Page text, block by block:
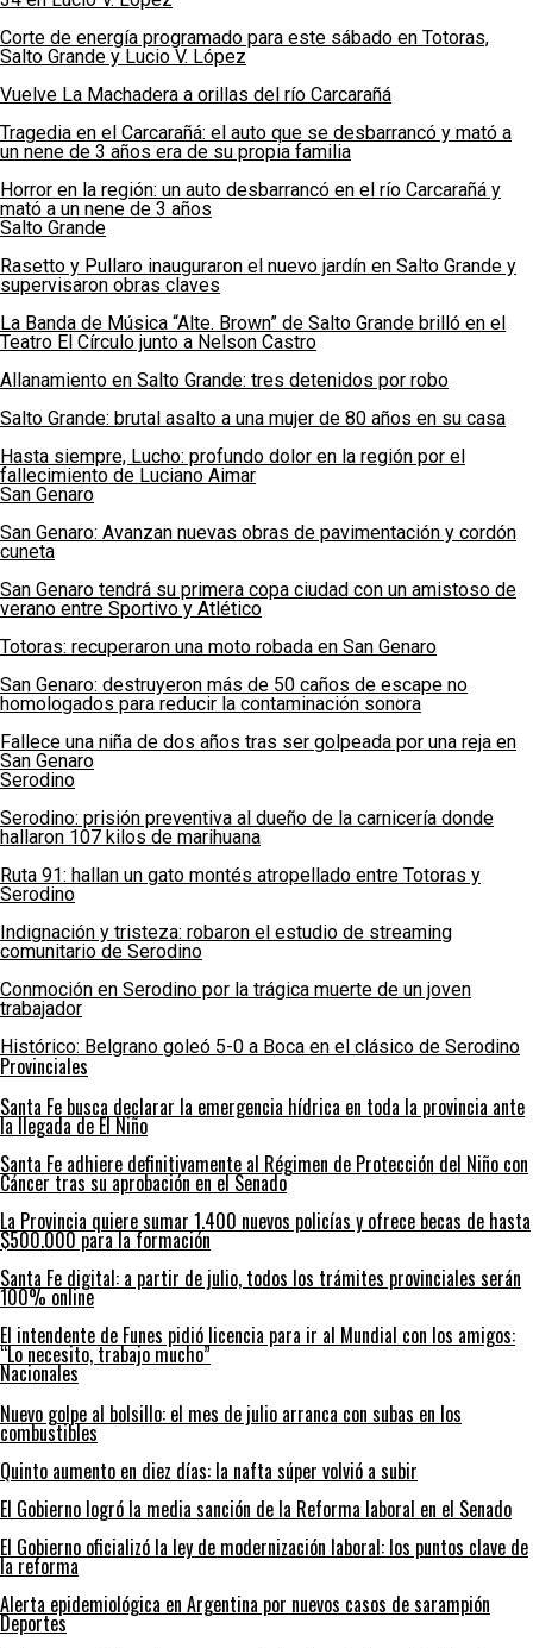
Corte de energía programado para este sábado en Totoras,
Salto Grande y Lucio V. López
Vuelve La Machadera a orillas del río Carcarañá
Tragedia en el Carcarañá: el auto que se desbarrancó y mató a
un nene de 3 años era de su propia familia
Horror en la región: un auto desbarrancó en el río Carcarañá y
mató a un nene de 3 años
Salto Grande
Rasetto y Pullaro inauguraron el nuevo jardín en Salto Grande y
supervisaron obras claves
La Banda de Música “Alte. Brown” de Salto Grande brilló en el
Teatro El Círculo junto a Nelson Castro
Allanamiento en Salto Grande: tres detenidos por robo
Salto Grande: brutal asalto a una mujer de 80 años en su casa
Hasta siempre, Lucho: profundo dolor en la región por el
fallecimiento de Luciano Aimar
San Genaro
San Genaro: Avanzan nuevas obras de pavimentación y cordón
cuneta
San Genaro tendrá su primera copa ciudad con un amistoso de
verano entre Sportivo y Atlético
Totoras: recuperaron una moto robada en San Genaro
San Genaro: destruyeron más de 50 caños de escape no
homologados para reducir la contaminación sonora
Fallece una niña de dos años tras ser golpeada por una reja en
San Genaro
Serodino
Serodino: prisión preventiva al dueño de la carnicería donde
hallaron 107 kilos de marihuana
Ruta 91: hallan un gato montés atropellado entre Totoras y
Serodino
Indignación y tristeza: robaron el estudio de streaming
comunitario de Serodino
Conmoción en Serodino por la trágica muerte de un joven
trabajador
Histórico: Belgrano goleó 5-0 a Boca en el clásico de Serodino
Provinciales
Santa Fe busca declarar la emergencia hídrica en toda la provincia ante
la llegada de El Niño
Santa Fe adhiere definitivamente al Régimen de Protección del Niño con
Cáncer tras su aprobación en el Senado
La Provincia quiere sumar 1.400 nuevos policías y ofrece becas de hasta
$500.000 para la formación
Santa Fe digital: a partir de julio, todos los trámites provinciales serán
100% online
El intendente de Funes pidió licencia para ir al Mundial con los amigos:
“Lo necesito, trabajo mucho”
Nacionales
Nuevo golpe al bolsillo: el mes de julio arranca con subas en los
combustibles
Quinto aumento en diez días: la nafta súper volvió a subir
El Gobierno logró la media sanción de la Reforma laboral en el Senado
El Gobierno oficializó la ley de modernización laboral: los puntos clave de
la reforma
Alerta epidemiológica en Argentina por nuevos casos de sarampión
Deportes